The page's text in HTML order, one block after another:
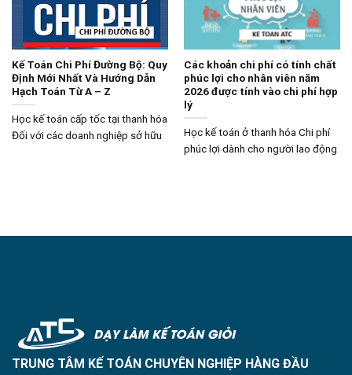
Kế Toán Chi Phí Đường Bộ: Quy
Định Mới Nhất Và Hướng Dẫn
Hạch Toán Từ A – Z
Học kế toán cấp tốc tại thanh hóa
Đối với các doanh nghiệp sở hữu
Các khoản chi phí có tính chất
phúc lợi cho nhân viên năm
2026 được tính vào chi phí hợp
lý
Học kế toán ở thanh hóa Chi phí
phúc lợi dành cho người lao động
TRUNG TÂM KẾ TOÁN CHUYÊN NGHIỆP HÀNG ĐẦU